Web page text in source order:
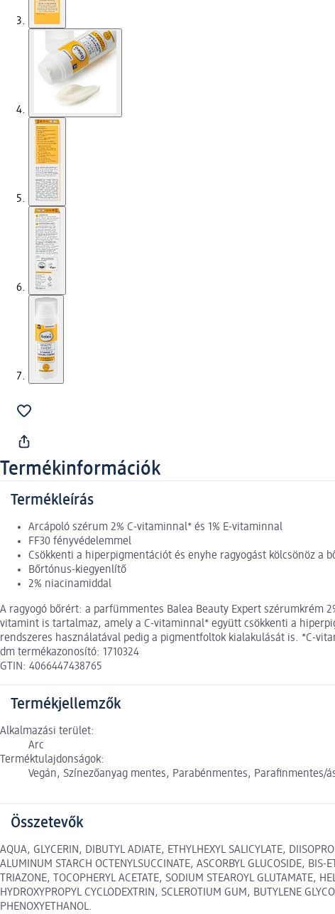
Termékinformációk
Termékleírás
Arcápoló szérum 2% C-vitaminnal* és 1% E-vitaminnal
FF30 fényvédelemmel
Csökkenti a hiperpigmentációt és enyhe ragyogást kölcsönöz a
Bőrtónus-kiegyenlítő
2% niacinamiddal
A ragyogó bőrért: a parfümmentes Balea Beauty Expert szérumkrém
vitamint is tartalmaz, amely a C-vitaminnal* együtt csökkenti a
rendszeres használatával pedig a pigmentfoltok kialakulását is. *C-
dm termékazonosító: 1710324
GTIN: 4066447438765
Termékjellemzők
Alkalmazási terület:
Arc
Terméktulajdonságok:
Vegán, Színezőanyag mentes, Parabénmentes,
Összetevők
AQUA, GLYCERIN, DIBUTYL ADIATE, ETHYLHEXYL SALICYLATE,
ALUMINUM STARCH OCTENYLSUCCINATE, ASCORBYL GLUCOSIDE, BIS-
TRIAZONE, TOCOPHERYL ACETATE, SODIUM STEAROYL GLUTAMATE,
HYDROXYPROPYL CYCLODEXTRIN, SCLEROTIUM GUM, BUTYLENE
PHENOXYETHANOL.